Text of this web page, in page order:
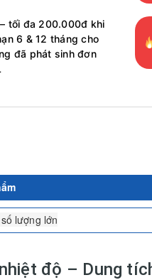
tối đa 200.000đ khi
6 & 12 tháng cho
đã phát sinh đơn
lượng lớn
độ – Dung